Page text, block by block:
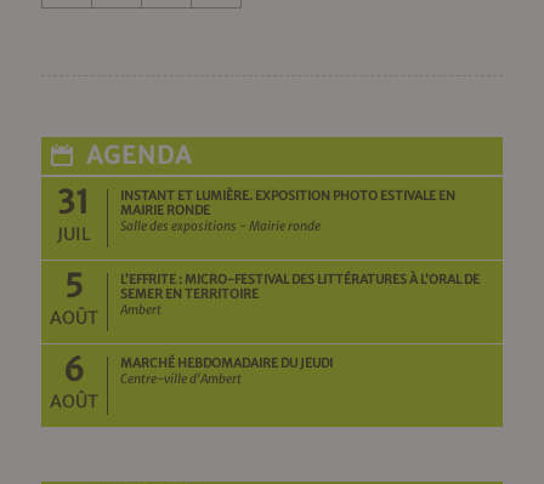
AGENDA
31
JUIL
INSTANT ET LUMIÈRE. EXPOSITION PHOTO ESTIVALE EN
MAIRIE RONDE
Salle des expositions - Mairie ronde
5
AOÛT
L’EFFRITE : MICRO-FESTIVAL DES LITTÉRATURES À L’ORAL DE
SEMER EN TERRITOIRE
Ambert
6
AOÛT
MARCHÉ HEBDOMADAIRE DU JEUDI
Centre-ville d'Ambert